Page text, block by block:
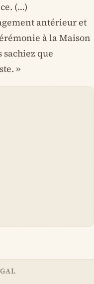
(…)
antérieur et
à la Maison
sachiez que
»